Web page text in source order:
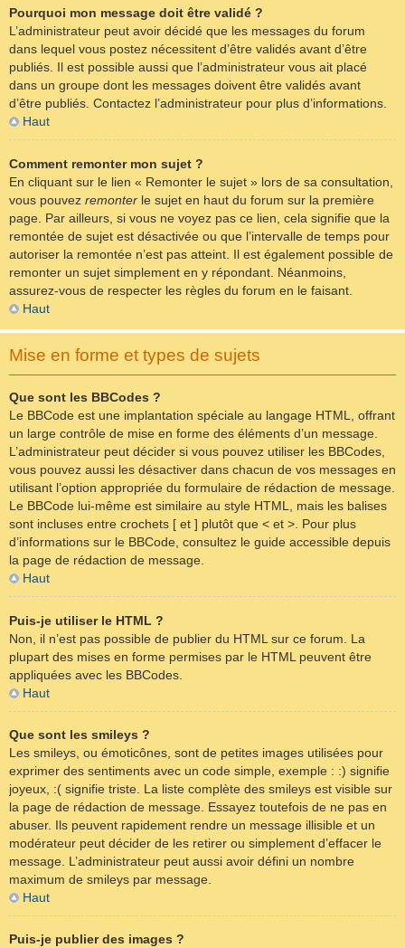
Pourquoi mon message doit être validé ?
L’administrateur peut avoir décidé que les messages du forum
dans lequel vous postez nécessitent d’être validés avant d’être
publiés. Il est possible aussi que l’administrateur vous ait placé
dans un groupe dont les messages doivent être validés avant
d’être publiés. Contactez l’administrateur pour plus d’informations.
Haut
Comment remonter mon sujet ?
En cliquant sur le lien « Remonter le sujet » lors de sa consultation,
vous pouvez remonter le sujet en haut du forum sur la première
page. Par ailleurs, si vous ne voyez pas ce lien, cela signifie que la
remontée de sujet est désactivée ou que l’intervalle de temps pour
autoriser la remontée n’est pas atteint. Il est également possible de
remonter un sujet simplement en y répondant. Néanmoins,
assurez-vous de respecter les règles du forum en le faisant.
Haut
Mise en forme et types de sujets
Que sont les BBCodes ?
Le BBCode est une implantation spéciale au langage HTML, offrant
un large contrôle de mise en forme des éléments d’un message.
L’administrateur peut décider si vous pouvez utiliser les BBCodes,
vous pouvez aussi les désactiver dans chacun de vos messages en
utilisant l’option appropriée du formulaire de rédaction de message.
Le BBCode lui-même est similaire au style HTML, mais les balises
sont incluses entre crochets [ et ] plutôt que < et >. Pour plus
d’informations sur le BBCode, consultez le guide accessible depuis
la page de rédaction de message.
Haut
Puis-je utiliser le HTML ?
Non, il n’est pas possible de publier du HTML sur ce forum. La
plupart des mises en forme permises par le HTML peuvent être
appliquées avec les BBCodes.
Haut
Que sont les smileys ?
Les smileys, ou émoticônes, sont de petites images utilisées pour
exprimer des sentiments avec un code simple, exemple : :) signifie
joyeux, :( signifie triste. La liste complète des smileys est visible sur
la page de rédaction de message. Essayez toutefois de ne pas en
abuser. Ils peuvent rapidement rendre un message illisible et un
modérateur peut décider de les retirer ou simplement d’effacer le
message. L’administrateur peut aussi avoir défini un nombre
maximum de smileys par message.
Haut
Puis-je publier des images ?